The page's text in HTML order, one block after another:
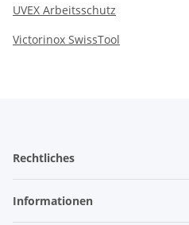
UVEX Arbeitsschutz
Victorinox SwissTool
Rechtliches
Informationen